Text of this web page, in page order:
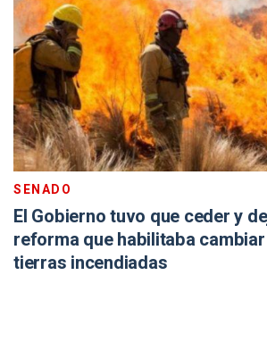
SENADO
El Gobierno tuvo que ceder y
reforma que habilitaba
tierras incendiadas